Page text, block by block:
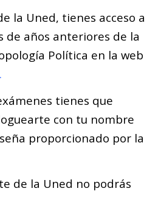
la Uned, tienes acceso a
de años anteriores de la
Política en la web
tienes que
con tu nombre
proporcionado por la
de la Uned no podrás